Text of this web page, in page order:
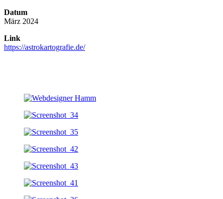
Datum
März 2024
Link
https://astrokartografie.de/